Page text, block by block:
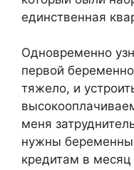
единственная
Одновременно
первой
тяжело, и
меня
нужны
кредитам в месяц